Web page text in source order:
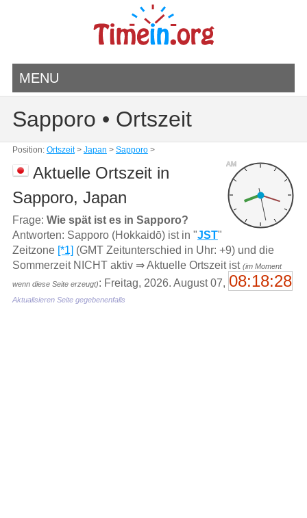
MENU
Sapporo • Ortszeit
Position: Ortszeit> Japan > Sapporo>
AM
Aktuelle Ortszeit in
Sapporo, Japan
Frage: Wie spät ist es in Sapporo?
Antworten: Sapporo (Hokkaidō) ist in "JST"
Zeitzone [*1] (GMT Zeitunterschied in Uhr: +9) und die
Sommerzeit NICHT aktiv ⇒ Aktuelle Ortszeit ist (im Moment
wenn diese Seite erzeugt): Freitag, 2026. August 07, 08:18:28
Aktualisieren Seite gegebenenfalls